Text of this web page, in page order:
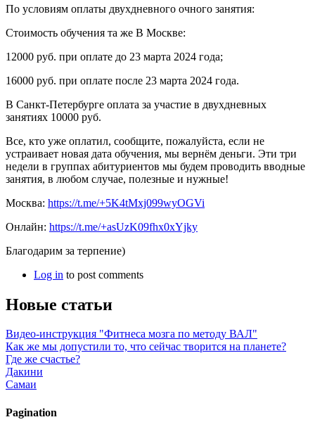
По условиям оплаты двухдневного очного занятия:
Стоимость обучения та же В Москве:
12000 руб. при оплате до 23 марта 2024 года;
16000 руб. при оплате после 23 марта 2024 года.
В Санкт-Петербурге оплата за участие в двухдневных
занятиях 10000 руб.
Все, кто уже оплатил, сообщите, пожалуйста, если не
устраивает новая дата обучения, мы вернём деньги. Эти три
недели в группах абитуриентов мы будем проводить вводные
занятия, в любом случае, полезные и нужные!
Москва: https://t.me/+5K4tMxj099wyOGVi
Онлайн: https://t.me/+asUzK09fhx0xYjky
Благодарим за терпение)
Log in to post comments
Новые статьи
Видео-инструкция "Фитнеса мозга по методу ВАЛ"
Как же мы допустили то, что сейчас творится на планете?
Где же счастье?
Дакини
Самаи
Pagination